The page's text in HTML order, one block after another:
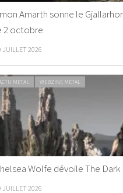
Amarth sonne le
2 octobre
JUILLET 2026
METAL WEBZINE METAL
Wolfe dévoile The Dark
JUILLET 2026